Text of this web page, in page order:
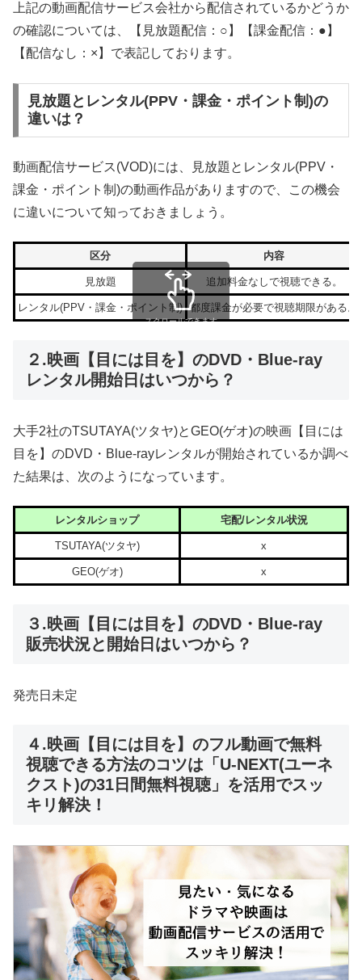
上記の動画配信サービス会社から配信されているかどうか
の確認については、【見放題配信：○】【課金配信：●】
【配信なし：×】で表記しております。
見放題とレンタル(PPV・課金・ポイント制)の
違いは？
動画配信サービス(VOD)には、見放題とレンタル(PPV・
課金・ポイント制)の動画作品がありますので、この機会
に違いについて知っておきましょう。
区分 内容
見放題 追加料金なしで視聴できる。
レンタル(PPV・課金・ポイント制) 都度課金が必要で視聴期限がある。
スクロールできます
２.映画【目には目を】のDVD・Blue-ray
レンタル開始日はいつから？
大手2社のTSUTAYA(ツタヤ)とGEO(ゲオ)の映画【目には
目を】のDVD・Blue-rayレンタルが開始されているか調べ
た結果は、次のようになっています。
レンタルショップ 宅配/レンタル状況
TSUTAYA(ツタヤ) x
GEO(ゲオ) x
３.映画【目には目を】のDVD・Blue-ray
販売状況と開始日はいつから？
発売日未定
４.映画【目には目を】のフル動画で無料
視聴できる方法のコツは「U-NEXT(ユーネ
クスト)の31日間無料視聴」を活用でスッ
キリ解決！